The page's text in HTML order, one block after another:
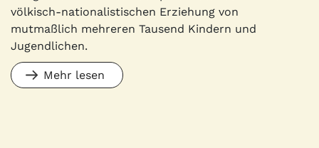
völkisch-nationalistischen Erziehung von
mutmaßlich mehreren Tausend Kindern und
Jugendlichen.
Mehr lesen